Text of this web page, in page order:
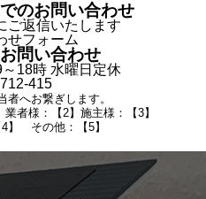
のお問い合わせ
ご返信いたします
せフォーム
問い合わせ
～18時 水曜日定休
415
者へお繋ぎします。
者様：【2】施主様：【3】
】 その他：【5】